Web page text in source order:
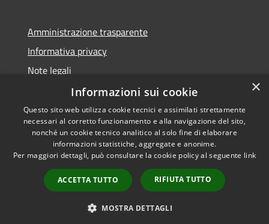
Amministrazione trasparente
Informativa privacy
Note legali
Dichiarazione di accessibilità
RSS
Accessibilità
Copyright © 2026 • Comune di
Municipium•
Accesso
redazione
×
Informazioni sui cookie
Questo sito web utilizza cookie tecnici e assimilati strettamente
necessari al corretto funzionamento e alla navigazione del sito,
nonché un cookie tecnico analitico al solo fine di elaborare
informazioni statistiche, aggregate e anonime.
Per maggiori dettagli, può consultare la cookie policy al seguente link
ACCETTA TUTTO RIFIUTA TUTTO
MOSTRA DETTAGLI